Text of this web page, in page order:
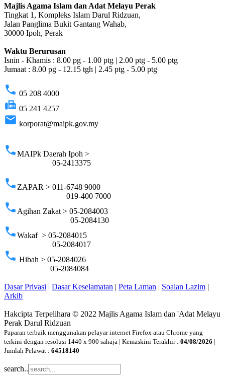
Majlis Agama Islam dan Adat Melayu Perak
Tingkat 1, Kompleks Islam Darul Ridzuan,
Jalan Panglima Bukit Gantang Wahab,
30000 Ipoh, Perak
Waktu Berurusan
Isnin - Khamis : 8.00 pg - 1.00 ptg | 2.00 ptg - 5.00 ptg
Jumaat : 8.00 pg - 12.15 tgh | 2.45 ptg - 5.00 ptg
phone 05 208 4000
fax 05 241 4257
email korporat@maipk.gov.my
phoneMAIPk Daerah Ipoh >
05-2413375
phone ZAPAR > 011-6748 9000
019-400 7000
phone Agihan Zakat > 05-2084003
05-2084130
phoneWakaf > 05-2084015
05-2084017
phone Hibah > 05-2084026
05-2084084
Dasar Privasi | Dasar Keselamatan | Peta Laman | Soalan Lazim |
Arkib
Hakcipta Terpelihara © 2022 Majlis Agama Islam dan 'Adat Melayu
Perak Darul Ridzuan
Paparan terbaik menggunakan pelayar internet Firefox atau Chrome yang
terkini dengan resolusi 1440 x 900 sahaja | Kemaskini Terakhir : 04/08/2026 |
Jumlah Pelawat : 64518140
search..